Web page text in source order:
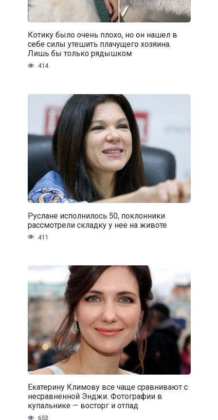
Котику было очень плохо, но он нашел в
себе силы утешить плачущего хозяина.
Лишь бы только рядышком
414
Руслане исполнилось 50, поклонники
рассмотрели складку у нее на животе
411
Екатерину Климову все чаще сравнивают с
несравненной Энджи. Фотографии в
купальнике — восторг и отпад
653